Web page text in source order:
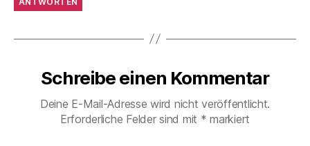
Schreibe einen Kommentar
Deine E-Mail-Adresse wird nicht veröffentlicht.
Erforderliche Felder sind mit * markiert